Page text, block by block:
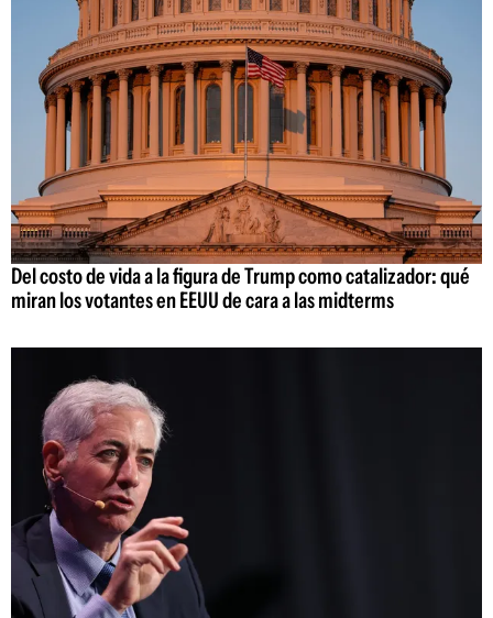
Del costo de vida a la figura de Trump como catalizador: qué
miran los votantes en EEUU de cara a las midterms